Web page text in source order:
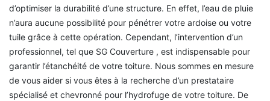
d’optimiser la durabilité d’une structure. En effet, l’eau de pluie
n’aura aucune possibilité pour pénétrer votre ardoise ou votre
tuile grâce à cette opération. Cependant, l’intervention d’un
professionnel, tel que SG Couverture , est indispensable pour
garantir l’étanchéité de votre toiture. Nous sommes en mesure
de vous aider si vous êtes à la recherche d’un prestataire
spécialisé et chevronné pour l’hydrofuge de votre toiture. De